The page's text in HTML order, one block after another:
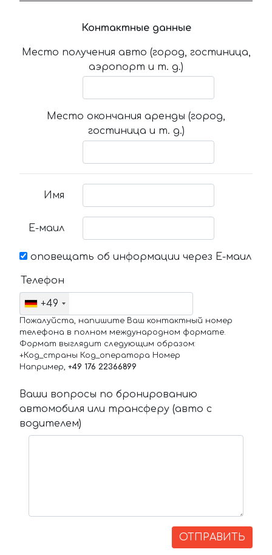
Контактные данные
Место получения авто (город, гостиница,
аэропорт и т. д.)
Место окончания аренды (город,
гостиница и т. д.)
Имя
Е-маил
оповещать об информации через Е-маил
Телефон
+49
Пожалуйста, напишите Ваш контактный номер
телефона в полном международном формате.
Формат выглядит следующим образом:
+Код_страны Код_оператора Номер
Например, +49 176 22366899
Ваши вопросы по бронированию
автомобиля или трансферу (авто с
водителем)
ОТПРАВИТЬ